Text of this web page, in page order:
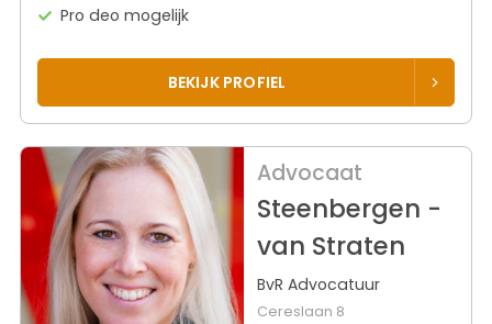
Pro deo mogelijk
BEKIJK PROFIEL
Advocaat
Steenbergen -
van Straten
BvR Advocatuur
Cereslaan 8